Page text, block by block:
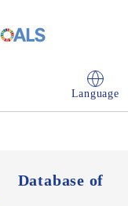
Language
Database of